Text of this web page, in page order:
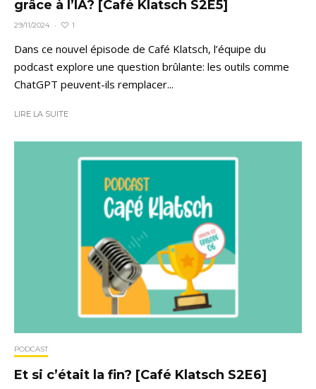
grâce à l’IA? [Café Klatsch S2E5]
29/11/2024 · 1
Dans ce nouvel épisode de Café Klatsch, l’équipe du
podcast explore une question brûlante: les outils comme
ChatGPT peuvent-ils remplacer...
LIRE LA SUITE
PODCAST
Et si c’était la fin? [Café Klatsch S2E6]